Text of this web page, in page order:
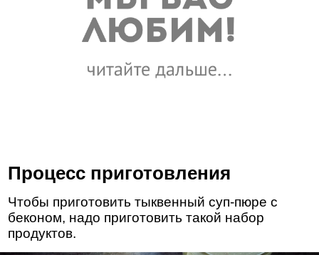
Процесс приготовления
Чтобы приготовить тыквенный суп-пюре с
беконом, надо приготовить такой набор
продуктов.